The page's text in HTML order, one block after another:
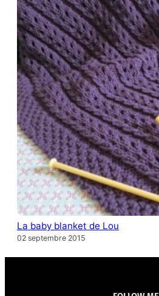
La baby blanket de Lou
02 septembre 2015